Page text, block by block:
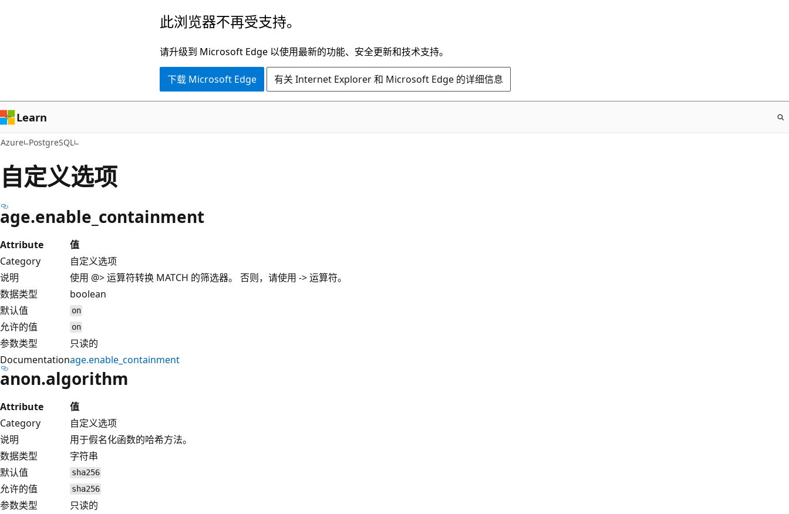
容
此浏览器不再受支持。
请升级到 Microsoft Edge 以使用最新的功能、安全更新和技术支持。
下载 Microsoft Edge 有关 Internet Explorer 和 Microsoft Edge 的详细信息
Learn
Azure PostgreSQL
自定义选项
age.enable_containment
Attribute
值
Category
自定义选项
说明
使用 @> 运算符转换 MATCH 的筛选器。 否则，请使用 -> 运算符。
数据类型
boolean
默认值
on
允许的值 on
参数类型
只读的
Documentationage.enable_containment
anon.algorithm
Attribute
值
Category
自定义选项
说明
用于假名化函数的哈希方法。
数据类型
字符串
默认值
sha256
允许的值 sha256
参数类型
只读的